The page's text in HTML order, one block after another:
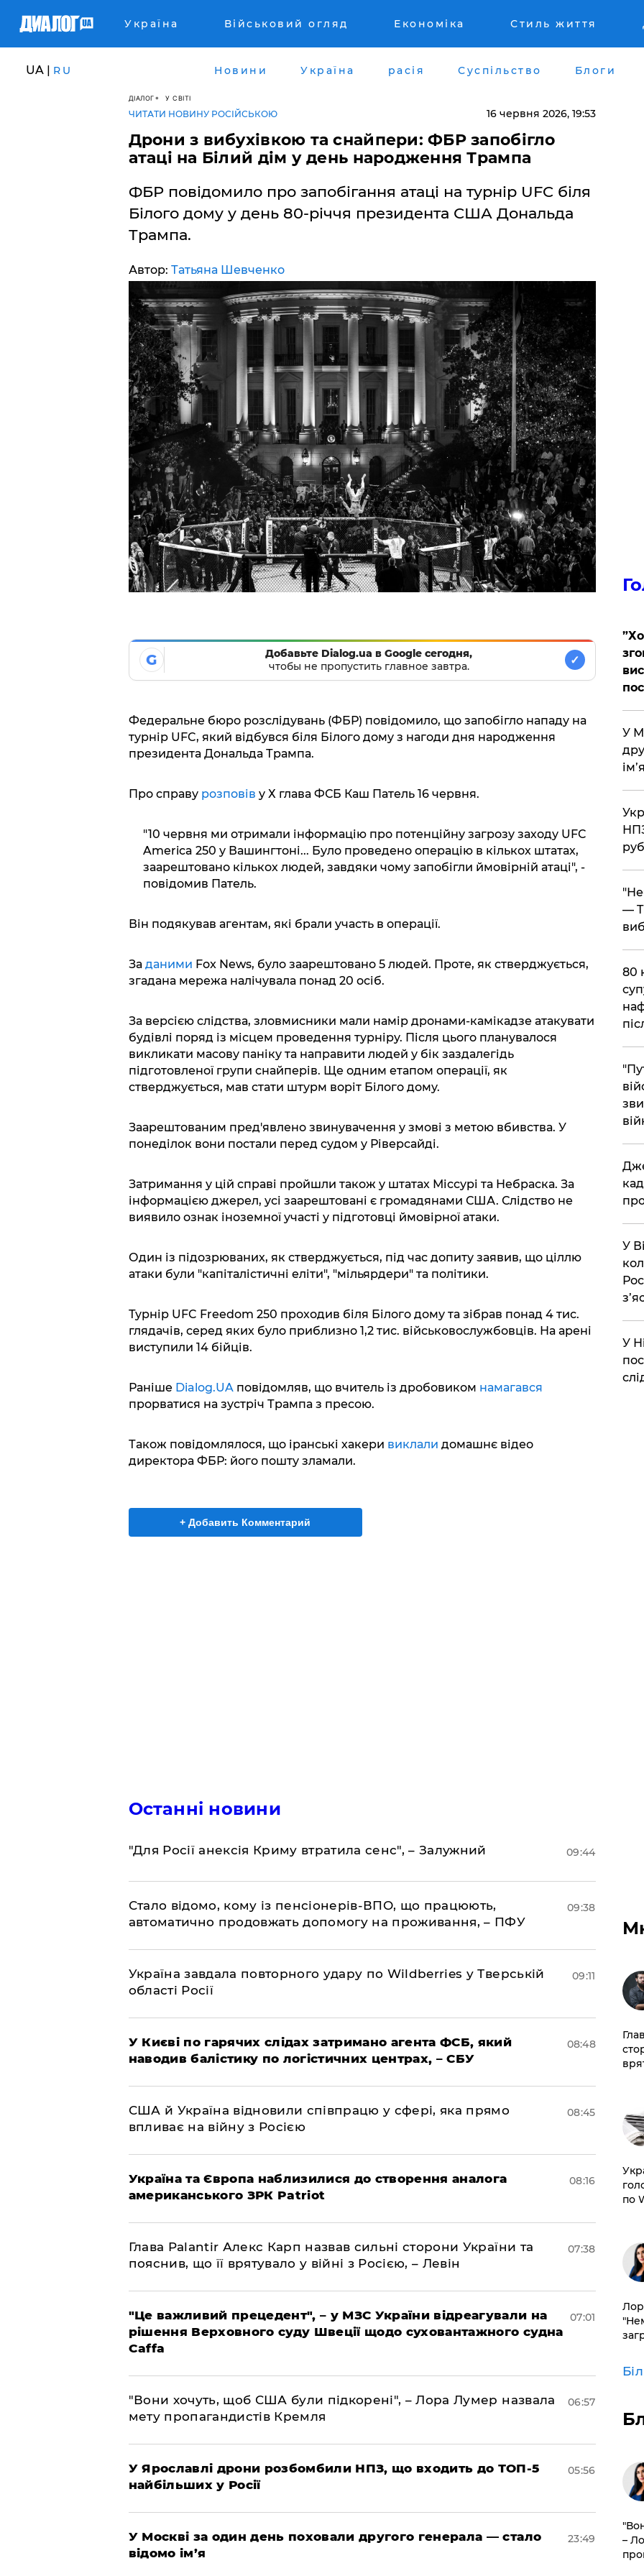
Україна Військовий огляд Економіка Стиль життя
UA | RU Новини Україна расія Суспільство Блоги
ДІАЛОГ У СВІТІ
ЧИТАТИ НОВИНУ РОСІЙСЬКОЮ 16 червня 2026, 19:53
​Дрони з вибухівкою та снайпери: ФБР запобігло
атаці на Білий дім у день народження Трампа
ФБР повідомило про запобігання атаці на турнір UFC біля
Білого дому у день 80-річчя президента США Дональда
Трампа.
Автор: Татьяна Шевченко
G
Добавьте Dialog.ua в Google сегодня,
чтобы не пропустить главное завтра.
✓
Федеральне бюро розслідувань (ФБР) повідомило, що запобігло нападу на
турнір UFC, який відбувся біля Білого дому з нагоди дня народження
президента Дональда Трампа.
Про справу розповів у Х глава ФСБ Каш Патель 16 червня.
"10 червня ми отримали інформацію про потенційну загрозу заходу UFC
America 250 у Вашингтоні... Було проведено операцію в кількох штатах,
заарештовано кількох людей, завдяки чому запобігли ймовірній атаці", -
повідомив Патель.
Він подякував агентам, які брали участь в операції.
За даними Fox News, було заарештовано 5 людей. Проте, як стверджується,
згадана мережа налічувала понад 20 осіб.
За версією слідства, зловмисники мали намір дронами-камікадзе атакувати
будівлі поряд із місцем проведення турніру. Після цього планувалося
викликати масову паніку та направити людей у бік заздалегідь
підготовленої групи снайперів. Ще одним етапом операції, як
стверджується, мав стати штурм воріт Білого дому.
Заарештованим пред'явлено звинувачення у змові з метою вбивства. У
понеділок вони постали перед судом у Ріверсайді.
Затримання у цій справі пройшли також у штатах Міссурі та Небраска. За
інформацією джерел, усі заарештовані є громадянами США. Слідство не
виявило ознак іноземної участі у підготовці ймовірної атаки.
Один із підозрюваних, як стверджується, під час допиту заявив, що ціллю
атаки були "капіталістичні еліти", "мільярдери" та політики.
Турнір UFC Freedom 250 проходив біля Білого дому та зібрав понад 4 тис.
глядачів, серед яких було приблизно 1,2 тис. військовослужбовців. На арені
виступили 14 бійців.
Раніше Dialog.UAповідомляв, що вчитель із дробовиком намагався
прорватися на зустріч Трампа з пресою.
Також повідомлялося, що іранські хакери виклали домашнє відео
директора ФБР: його пошту зламали.
+ Добавить Комментарий
Останні новини
"Для Росії анексія Криму втратила сенс", – Залужний 09:44
Стало відомо, кому із пенсіонерів-ВПО, що працюють,
автоматично продовжать допомогу на проживання, – ПФУ
09:38
Україна завдала повторного удару по Wildberries у Тверській
області Росії
09:11
У Києві по гарячих слідах затримано агента ФСБ, який
наводив балістику по логістичних центрах, – СБУ
08:48
США й Україна відновили співпрацю у сфері, яка прямо
впливає на війну з Росією
08:45
Україна та Європа наблизилися до створення аналога
американського ЗРК Patriot
08:16
Глава Palantir Алекс Карп назвав сильні сторони України та
пояснив, що її врятувало у війні з Росією, – Левін
07:38
"Це важливий прецедент", – у МЗС України відреагували на
рішення Верховного суду Швеції щодо суховантажного судна
Caffa
07:01
"Вони хочуть, щоб США були підкорені", – Лора Лумер назвала
мету пропагандистів Кремля
06:57
У Ярославлі дрони розбомбили НПЗ, що входить до ТОП-5
найбільших у Росії
05:56
​У Москві за один день поховали другого генерала — стало
відомо ім’я
23:49
​У
ім’я
—
​80
​У
​У
по
–